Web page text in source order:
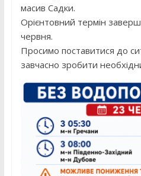
масив Садки.
Орієнтовний термін
червня.
Просимо поставитися до
завчасно зробити